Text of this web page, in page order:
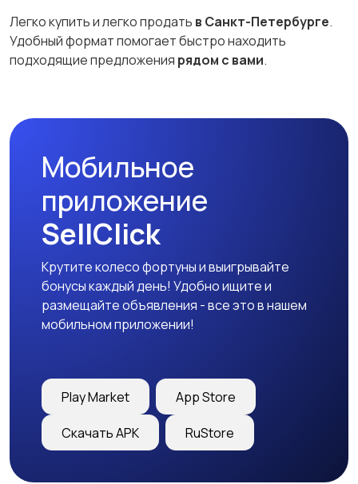
Легко купить и легко продать в Санкт-Петербурге.
Удобный формат помогает быстро находить
подходящие предложения рядом с вами.
Мобильное
приложение
SellClick
Крутите колесо фортуны и выигрывайте
бонусы каждый день! Удобно ищите и
размещайте объявления - все это в нашем
мобильном приложении!
Play Market App Store
Скачать APK RuStore